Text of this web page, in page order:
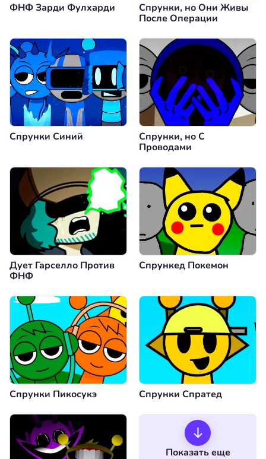
ФНФ Зарди Фулхарди
Спрунки, но Они Живы
После Операции
Спрунки Синий
Спрунки, но С
Проводами
Дует Гарселло Против
ФНФ
Спрункед Покемон
Спрунки Пикосукэ Спрунки Спратед
Показать еще